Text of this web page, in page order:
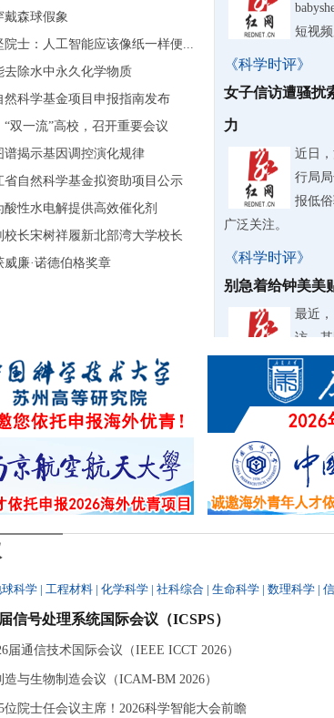
戴森球假象
院士：人工智能应该像纸一样便...
去除水中永久化学物质
然科学基金项目申报指南发布
双一流”高校，召开重要会议
谱揭示基因调控演化规律
省自然科学基金拟资助项目公示
酸性水电解提供高效催化剂
校长宋树祥履新北部湾大学校长
廉·诺德伯格奖章
短视频
《科学时评》
女子信访遭骚扰
力
近日
行局
报低
广泛关注。
《科学时评》
别急着给钟美美
最近
访，
引发热
科学 | 工程材料 | 化学科学 | 社科综合 | 生命科学 | 数理科学 |
信号处理系统国际会议（ICSPS）
届通信技术国际会议（IEEE ICCT 2026）
与生物制造会议（ICAM-BM 2026）
位院士任会议主席！2026科学智能大会前瞻